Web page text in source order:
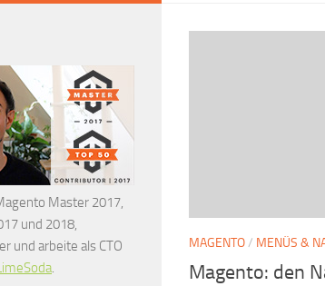
MAGENTO/ MENÜS &
Magento: den
Master 2017,
und 2018,
und arbeite als CTO
.